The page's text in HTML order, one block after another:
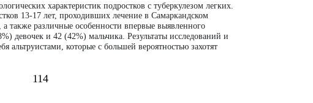
114
характеристик подростков с туберкулезом легких.
13-17 лет, проходивших лечение в Самаркандском
также различные особенности впервые выявленного
девочек и 42 (42%) мальчика. Результаты исследований и
которые с большей вероятностью захотят